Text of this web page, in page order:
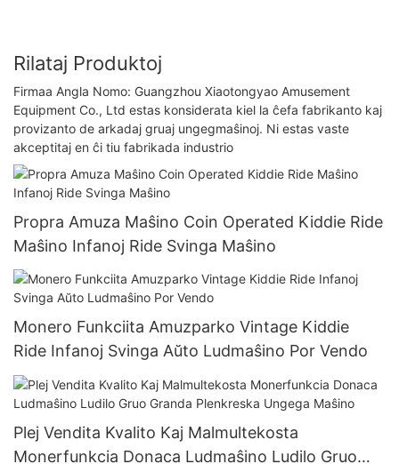
Rilataj Produktoj
Firmaa Angla Nomo: Guangzhou Xiaotongyao Amusement
Equipment Co., Ltd estas konsiderata kiel la ĉefa fabrikanto kaj
provizanto de arkadaj gruaj ungegmaŝinoj. Ni estas vaste
akceptitaj en ĉi tiu fabrikada industrio
Propra Amuza Maŝino Coin Operated Kiddie Ride
Maŝino Infanoj Ride Svinga Maŝino
Monero Funkciita Amuzparko Vintage Kiddie
Ride Infanoj Svinga Aŭto Ludmaŝino Por Vendo
Plej Vendita Kvalito Kaj Malmultekosta
Monerfunkcia Donaca Ludmaŝino Ludilo Gruo